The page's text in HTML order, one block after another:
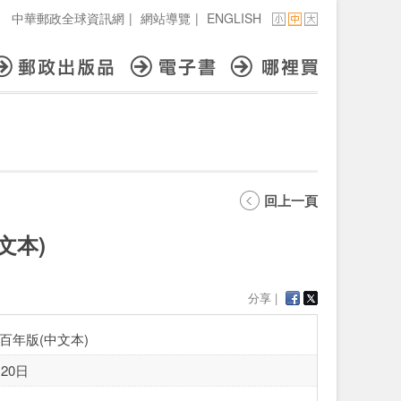
中華郵政全球資訊網 | 網站導覽 | ENGLISH
回上一頁
本)
分享 |
年版(中文本)
日